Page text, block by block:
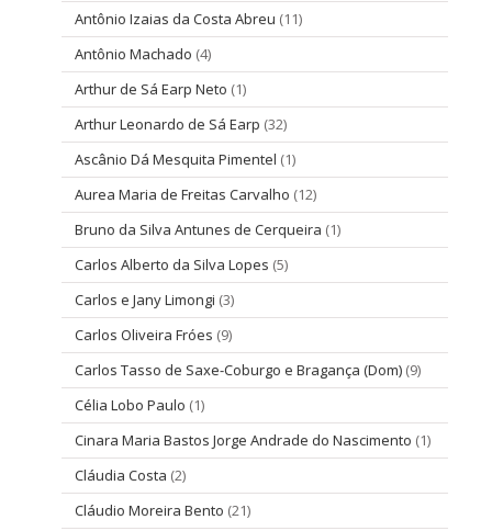
Antônio Izaias da Costa Abreu (11)
Antônio Machado (4)
Arthur de Sá Earp Neto (1)
Arthur Leonardo de Sá Earp (32)
Ascânio Dá Mesquita Pimentel (1)
Aurea Maria de Freitas Carvalho (12)
Bruno da Silva Antunes de Cerqueira (1)
Carlos Alberto da Silva Lopes (5)
Carlos e Jany Limongi (3)
Carlos Oliveira Fróes (9)
Carlos Tasso de Saxe-Coburgo e Bragança (Dom) (9)
Célia Lobo Paulo (1)
Cinara Maria Bastos Jorge Andrade do Nascimento (1)
Cláudia Costa (2)
Cláudio Moreira Bento (21)